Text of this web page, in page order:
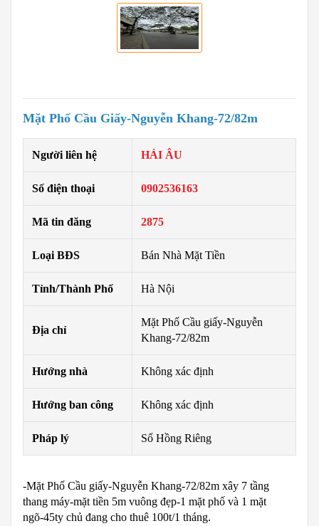
Mặt Phố Cầu Giấy-Nguyễn Khang-72/82m
Người liên hệ HẢI ÂU
Số điện thoại 0902536163
Mã tin đăng 2875
Loại BĐS Bán Nhà Mặt Tiền
Tỉnh/Thành Phố Hà Nội
Địa chỉ
Mặt Phố Cầu giấy-Nguyễn
Khang-72/82m
Hướng nhà Không xác định
Hướng ban công Không xác định
Pháp lý Sổ Hồng Riêng
-Mặt Phố Cầu giấy-Nguyễn Khang-72/82m xây 7 tầng
thang máy-mặt tiền 5m vuông đẹp-1 mặt phố và 1 mặt
ngõ-45ty chủ đang cho thuê 100t/1 tháng.